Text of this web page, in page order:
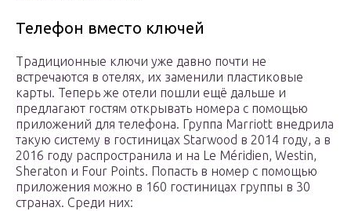
Телефон вместо ключей
Традиционные ключи уже давно почти не
встречаются в отелях, их заменили пластиковые
карты. Теперь же отели пошли ещё дальше и
предлагают гостям открывать номера с помощью
приложений для телефона. Группа Marriott внедрила
такую систему в гостиницах Starwood в 2014 году, а в
2016 году распространила и на Le Méridien, Westin,
Sheraton и Four Points. Попасть в номер с помощью
приложения можно в 160 гостиницах группы в 30
странах. Среди них: